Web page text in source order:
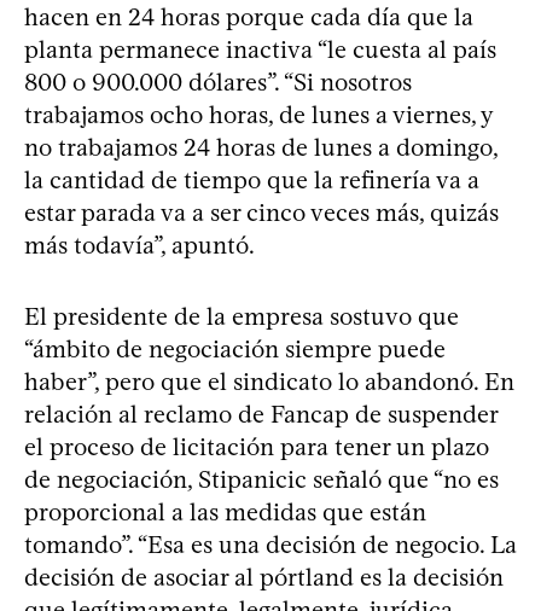
hacen en 24 horas porque cada día que la
planta permanece inactiva “le cuesta al país
800 o 900.000 dólares”. “Si nosotros
trabajamos ocho horas, de lunes a viernes, y
no trabajamos 24 horas de lunes a domingo,
la cantidad de tiempo que la refinería va a
estar parada va a ser cinco veces más, quizás
más todavía”, apuntó.
El presidente de la empresa sostuvo que
“ámbito de negociación siempre puede
haber”, pero que el sindicato lo abandonó. En
relación al reclamo de Fancap de suspender
el proceso de licitación para tener un plazo
de negociación, Stipanicic señaló que “no es
proporcional a las medidas que están
tomando”. “Esa es una decisión de negocio. La
decisión de asociar al pórtland es la decisión